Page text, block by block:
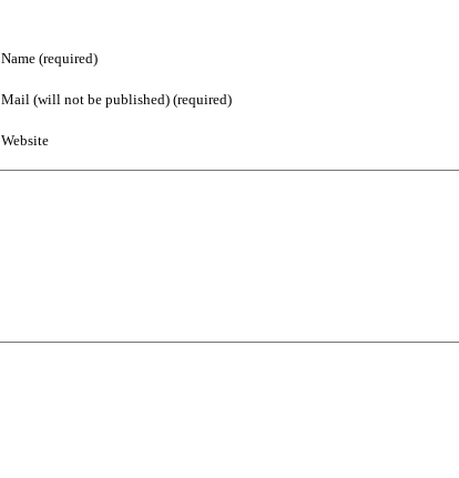
Name (required)
Mail (will not be published) (required)
Website